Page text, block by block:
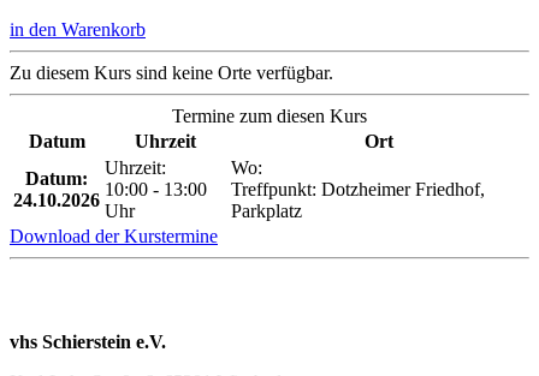
in den Warenkorb
Zu diesem Kurs sind keine Orte verfügbar.
Termine zum diesen Kurs
Datum
Uhrzeit
Ort
Datum:
24.10.2026
Uhrzeit:
10:00 - 13:00
Uhr
Wo:
Treffpunkt: Dotzheimer Friedhof,
Parkplatz
Download der Kurstermine
vhs Schierstein e.V.